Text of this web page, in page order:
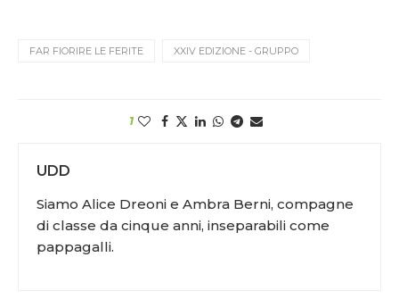
FAR FIORIRE LE FERITE XXIV EDIZIONE - GRUPPO
1
UDD
Siamo Alice Dreoni e Ambra Berni, compagne
di classe da cinque anni, inseparabili come
pappagalli.